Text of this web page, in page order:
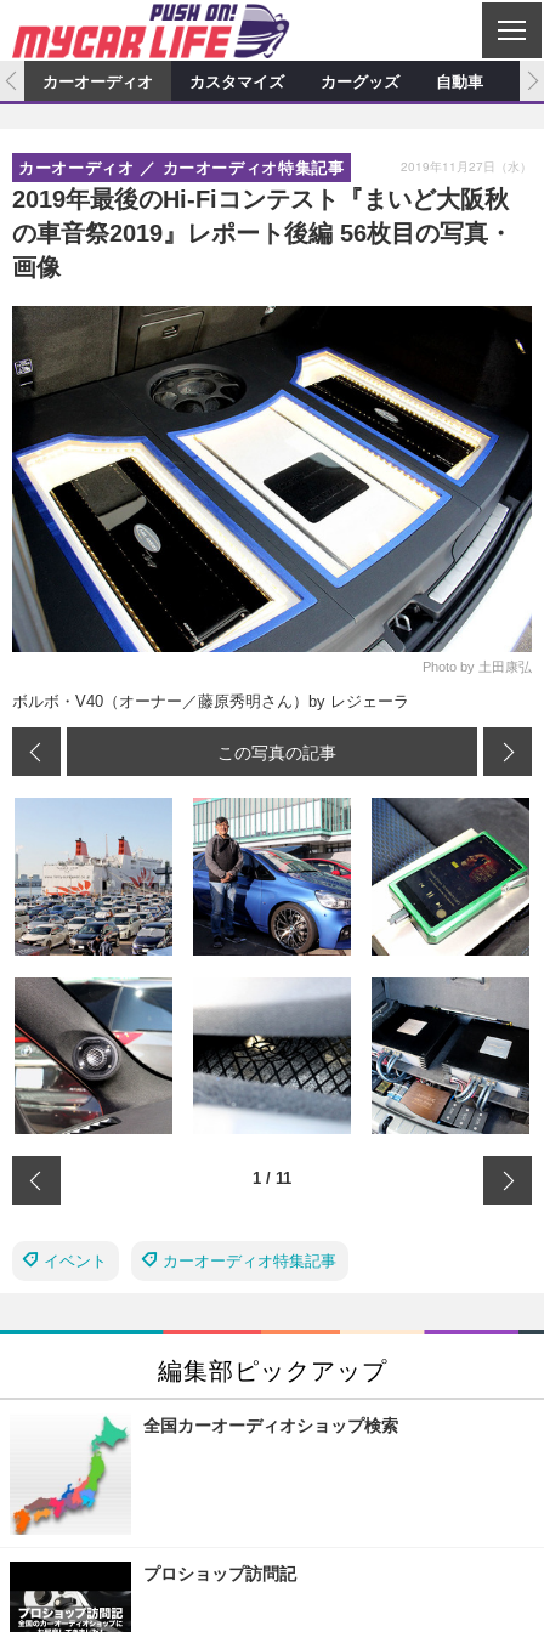
C
L
S
E
カーオーディオ
プロショップ検索 ショップ訪問記
カーオーディオニュース デモカー製作記
カスタマイズ特集記事 カスタマイズ新製品情報
カスタマイズニュース
カーグッズ
カーグッズ特集記事 カーグッズ新製品情報
自動車
スクープ
カーオーディオ カスタマイズ カーグッズ 自動車
2019年最後のHi-Fiコンテスト『まいど大阪秋
の車音祭2019』レポート後編 56枚目の写真・
画像
カーオーディオ カーオーディオ特集記事 2019年11月27日（水）
Photo by 土田康弘
ボルボ・V40（オーナー／藤原秀明さん）by レジェーラ
この写真の記事
1 / 11
イベント カーオーディオ特集記事
編集部ピックアップ
全国カーオーディオショップ検索
プロショップ訪問記